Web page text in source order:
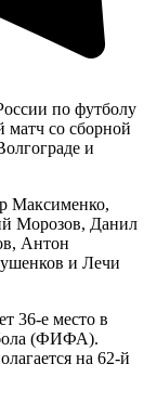
по футболу
матч со сборной
и
Максименко,
Морозов, Данил
Антон
и Лечи
36-е место в
(ФИФА).
на 62-й